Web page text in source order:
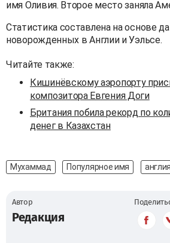
имя Оливия. Второе место заняла
Статистика составлена на основе
новорожденных в Англии и Уэльсе.
Читайте также:
Кишинёвскому аэропорту
композитора Евгения Доги
Британия побила рекорд по
денег в Казахстан
Мухаммад Популярное имя англия
Автор
Редакция